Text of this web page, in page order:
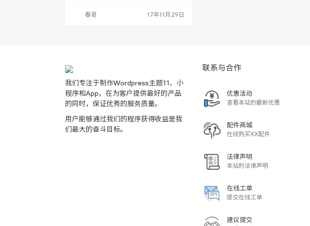
春哥 17年11月29日
我们专注于制作Wordpress主题11、小
程序和App，在为客户提供最好的产品
的同时，保证优秀的服务质量。
用户能够通过我们的程序获得收益是我
们最大的奋斗目标。
联系与合作
优惠活动
查看本站的最新优惠
配件商城
在线购买XX配件
法律声明
本站的法律声明
在线工单
提交在线工单
建议提交